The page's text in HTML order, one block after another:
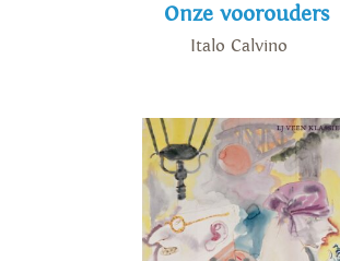
Onze voorouders
Italo Calvino